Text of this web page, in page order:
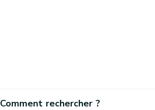
Comment rechercher ?